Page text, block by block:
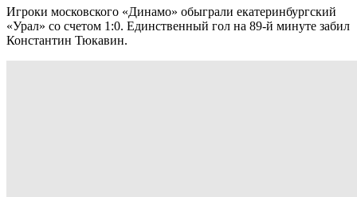
Игроки московского «Динамо» обыграли екатеринбургский
«Урал» со счетом 1:0. Единственный гол на 89-й минуте забил
Константин Тюкавин.